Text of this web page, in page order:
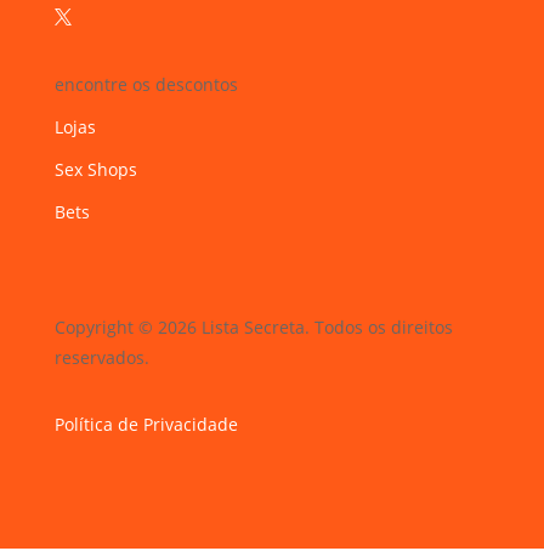

encontre os descontos
Lojas
Sex Shops
Bets
Copyright © 2026 Lista Secreta. Todos os direitos
reservados.
Política de Privacidade